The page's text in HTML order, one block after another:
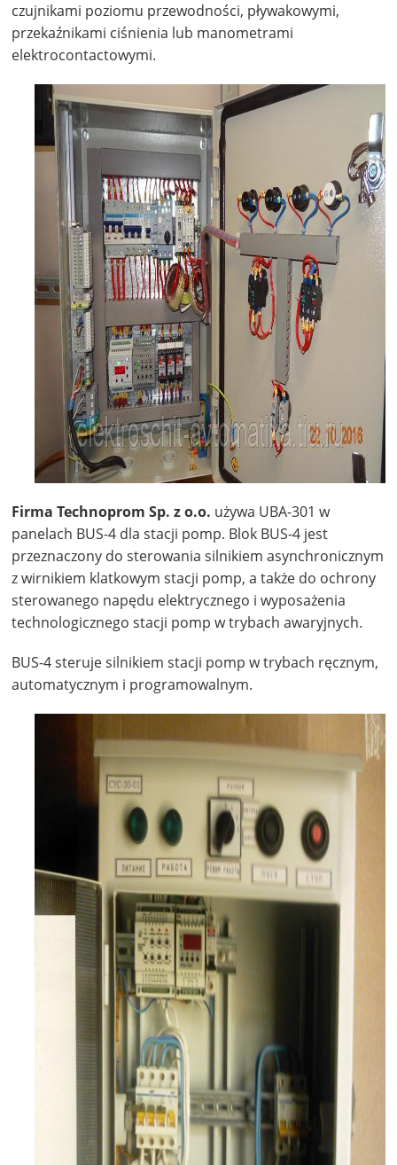
czujnikami poziomu przewodności, pływakowymi,
przekaźnikami ciśnienia lub manometrami
elektrocontactowymi.
Firma Technoprom Sp. z o.o. używa UBA-301 w
panelach BUS-4 dla stacji pomp. Blok BUS-4 jest
przeznaczony do sterowania silnikiem asynchronicznym
z wirnikiem klatkowym stacji pomp, a także do ochrony
sterowanego napędu elektrycznego i wyposażenia
technologicznego stacji pomp w trybach awaryjnych.
BUS-4 steruje silnikiem stacji pomp w trybach ręcznym,
automatycznym i programowalnym.